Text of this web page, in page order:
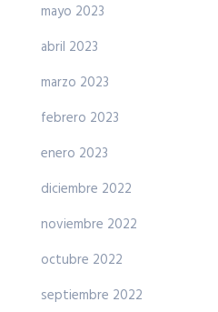
mayo 2023
abril 2023
marzo 2023
febrero 2023
enero 2023
diciembre 2022
noviembre 2022
octubre 2022
septiembre 2022